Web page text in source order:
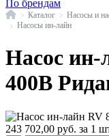
По брендам
ГлавнаяКаталог
Насосы ин-лайн
Насос ин-
400В
243 702,00 руб. за 1